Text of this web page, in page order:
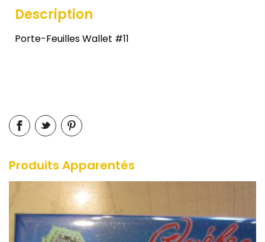
Description
Porte-Feuilles Wallet #11
Produits Apparentés